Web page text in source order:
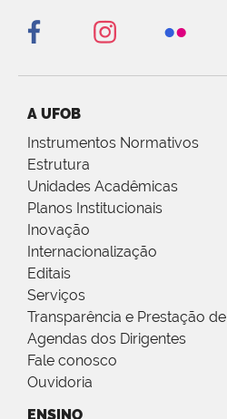
A UFOB
Instrumentos Normativos
Estrutura
Unidades Acadêmicas
Planos Institucionais
Inovação
Internacionalização
Editais
Serviços
Transparência e Prestação
Agendas dos Dirigentes
Fale conosco
Ouvidoria
ENSINO